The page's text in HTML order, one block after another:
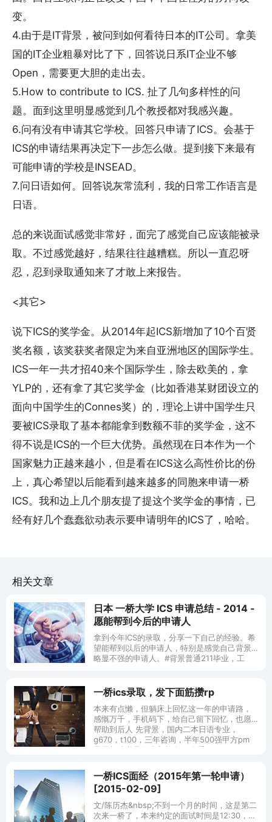
变。
4.由于是IT背景，被问到如何看待日本的IT公司。拿美
国的IT企业粗暴对比了下，回答说日系IT企业不够
Open，需要更大胆的走出去。
5.How to contribute to ICS. 扯了几句多样性的问
题。面到这里明显感觉到几个教授都对我感兴趣。
6.问有没有申请其它学校。回答只申请了ICS。会基于
ICS的申请结果再决定下一步怎么做。提到接下来最有
可能申请的学校是INSEAD。
7.问日语如何。回答说灰常流利，我的日常工作语言是
日语。
总的来说面试感觉非常好，面完了感觉自己应该能被录
取。不过感觉越好，结果往往越糟糕。所以一直忍呀
忍，忍到录取通知来了才敢上来报告。
<其它>
说下ICS的奖学金。从2014年起ICS新增加了10个百贤
奖名额，该奖获奖者限定为来自亚洲地区的国际学生。
ICS一年一共才招40来个国际学生，除去欧美的，拿
YLP的，还有拿了其它奖学金（比如香港某财团设立的
面向中国学生的Connes奖）的，理论上讲中国学生只
要被ICS录取了基本都能拿到数额不菲的奖学金，这不
得不说是ICS的一个巨大优势。虽然现在日本作为一个
国家魅力正越来越小，但是看在ICS这么高性价比的份
上，真心希望以后能看到越来越多的同胞来申请一桥
ICS。我和边上几个朋友提了提这个奖学金的事情，已
经有好几个蠢蠢欲动表示要申请明年的ICS了，哈哈。
相关文章
日本 一桥大学 ICS 申请总结 - 2014 -
愿能帮到今后的申请人
拿到今年ICS的录取，分享一下自己的经验。希
望能帮到以后的申请人，特别是感觉自己背景
略显不强的申请人。#背景普通211毕业，工
一桥ics录取，发下面筋攒rp
本来有点懒，但躺床上回忆这一年的申请路，
感慨万千，手机码下，给自己留下回忆，也愿
帮助到后人 先背景，国内二本日语专业，
g670，t100，三年咨询，半年500强甲方pm
最早想读书是因为和某个ex分手
一桥ICS面经（2015年第一轮申请）
[2015-02-09]
文/陈历杰&nbsp;不到一个月的时间，这是第二
次来一桥了，本来约定的面试时间是12:30，但